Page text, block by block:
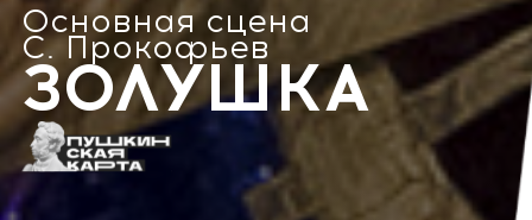
Основная сцена
С. Прокофьев
ЗОЛУШКА